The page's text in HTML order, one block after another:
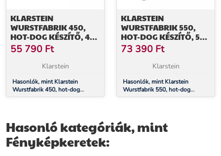
KLARSTEIN
WURSTFABRIK 450,
HOT-DOG KÉSZÍTŐ, 450
W, 5 L, 30 - 100°C,
ÜVEG, ROZSDAMENTES
55 790 Ft
Klarstein
Hasonlók, mint Klarstein
Wurstfabrik 450, hot-dog
készítő, 450 W, 5 l, 30 - 100°C,
KLARSTEIN
WURSTFABRIK 550,
HOT-DOG KÉSZÍTŐ, 550
W, 5 L, 30 - 100 °C,
ÜVEG, ROZSDAMENTES
73 390 Ft
Klarstein
Hasonlók, mint Klarstein
Wurstfabrik 550, hot-dog
készítő, 550 W, 5 l, 30 - 100 °C,
Hasonló kategóriák, mint
Fényképkeretek: